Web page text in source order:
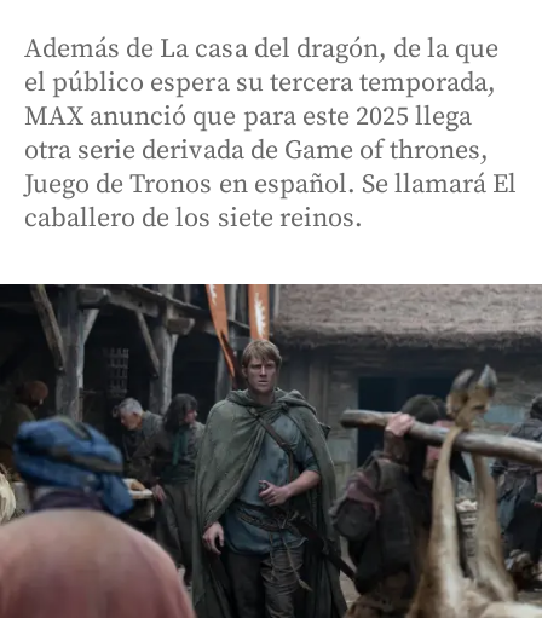
Además de La casa del dragón, de la que
el público espera su tercera temporada,
MAX anunció que para este 2025 llega
otra serie derivada de Game of thrones,
Juego de Tronos en español. Se llamará El
caballero de los siete reinos.